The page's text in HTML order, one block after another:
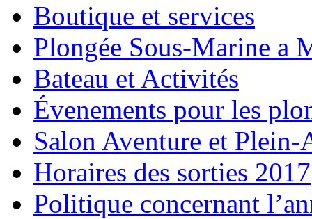
Boutique et services
Plongée Sous-Marine a
Bateau et Activités
Évenements pour les
Salon Aventure et
Horaires des sorties 2017
Politique concernant